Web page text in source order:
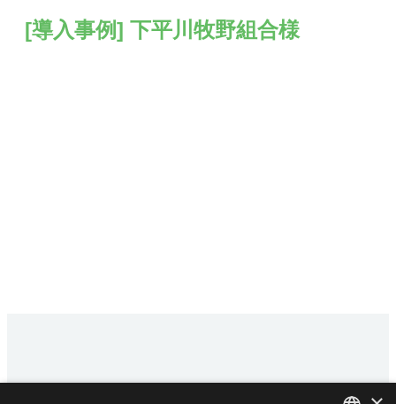
[導入事例] 下平川牧野組合様